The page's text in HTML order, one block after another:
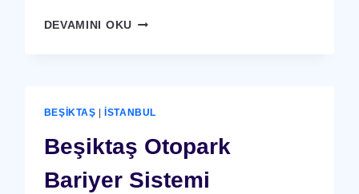
DEVAMINI OKUBEŞIKTAŞ
YAZILIMI
(PROGRAMI)
BEŞIKTAŞ İSTANBUL
Beşiktaş Otopark
Bariyer Sistemi